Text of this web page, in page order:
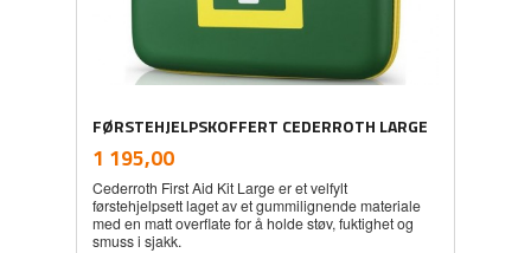
FØRSTEHJELPSKOFFERT CEDERROTH LARGE
Pris
1 195,00mva.
Cederroth First Aid Kit Large er et velfylt
førstehjelpsett laget av et gummilignende materiale
med en matt overflate for å holde støv, fuktighet og
smuss i sjakk.